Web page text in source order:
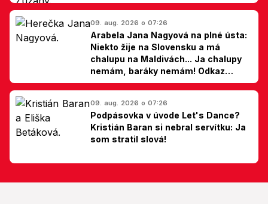
hovorí Milan Ondrík
09. aug. 2026 o 07:26
Arabela Jana Nagyová na plné ústa:
Niekto žije na Slovensku a má
chalupu na Maldivách... Ja chalupy
nemám, baráky nemám! Odkaz
Slovákom
09. aug. 2026 o 07:26
Podpásovka v úvode Let's Dance?
Kristián Baran si nebral servítku: Ja
som stratil slová!